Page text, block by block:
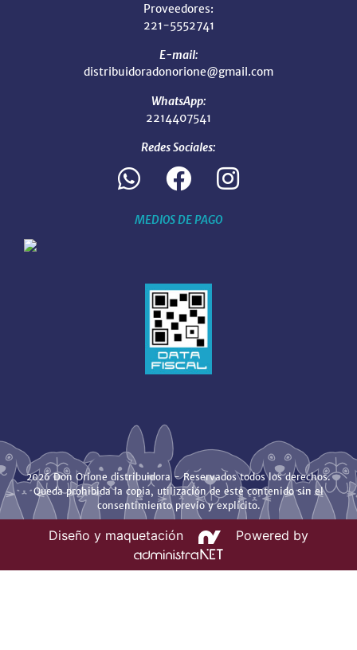
Proveedores:
221-5552741
E-mail:
distribuidoradonorione@gmail.com
WhatsApp:
2214407541
Redes Sociales:
MEDIOS DE PAGO
2026 Don Orione distribuidora - Reservados todos los derechos.
Queda prohibida la copia, utilización de este contenido sin el
consentimiento previo y explícito.
Diseño y maquetación Powered by